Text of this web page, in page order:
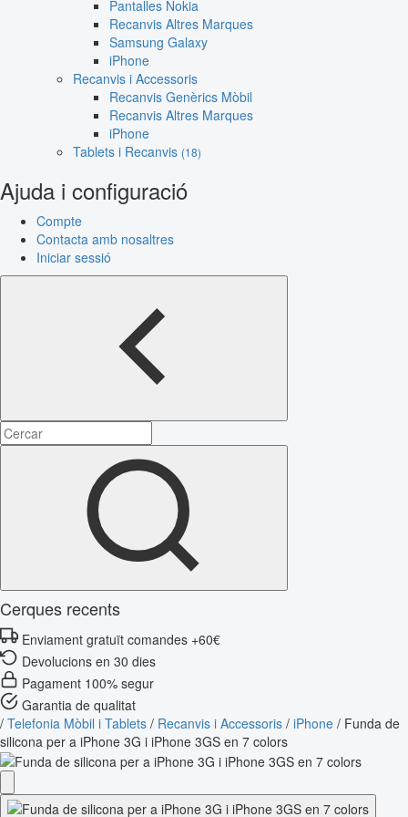
Pantalles Nokia
Recanvis Altres Marques
Samsung Galaxy
iPhone
Recanvis i Accessoris
Recanvis Genèrics Mòbil
Recanvis Altres Marques
iPhone
Tablets i Recanvis (18)
Ajuda i configuració
Compte
Contacta amb nosaltres
Iniciar sessió
Cerques recents
Enviament gratuït comandes +60€
Devolucions en 30 dies
Pagament 100% segur
Garantia de qualitat
/ Telefonia Mòbil i Tablets / Recanvis i Accessoris / iPhone / Funda de
silicona per a iPhone 3G i iPhone 3GS en 7 colors